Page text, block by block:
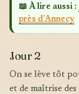
📖 À lire aussi :
près d’Annecy
Jour 2
On se lève tôt pour commencer notre routine de préparation
et de maîtrise